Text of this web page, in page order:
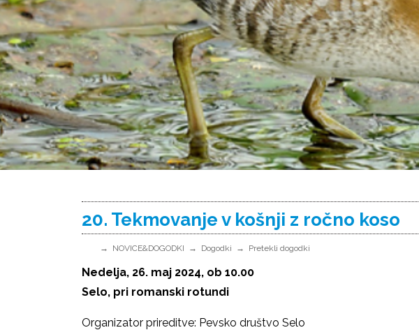
20. Tekmovanje v košnji z ročno koso
NOVICE&DOGODKI Dogodki Pretekli dogodki
Nedelja, 26. maj 2024, ob 10.00
Selo, pri romanski rotundi
Organizator prireditve: Pevsko društvo Selo